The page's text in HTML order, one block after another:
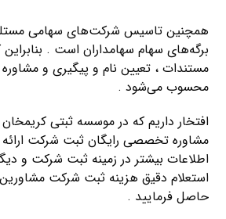
همچنین تاسیس شرکت‌های سهامی
برگه‌های سهام سهامداران است . بنابراین
مستندات ، تعیین نام و پیگیری و
محسوب می‌شود .
افتخار داریم که در موسسه ثبتی
مشاوره تخصصی رایگان ثبت شرکت
اطلاعات بیشتر در زمینه ثبت شرکت و
استعلام دقیق هزینه ثبت شرکت
حاصل فرمایید .